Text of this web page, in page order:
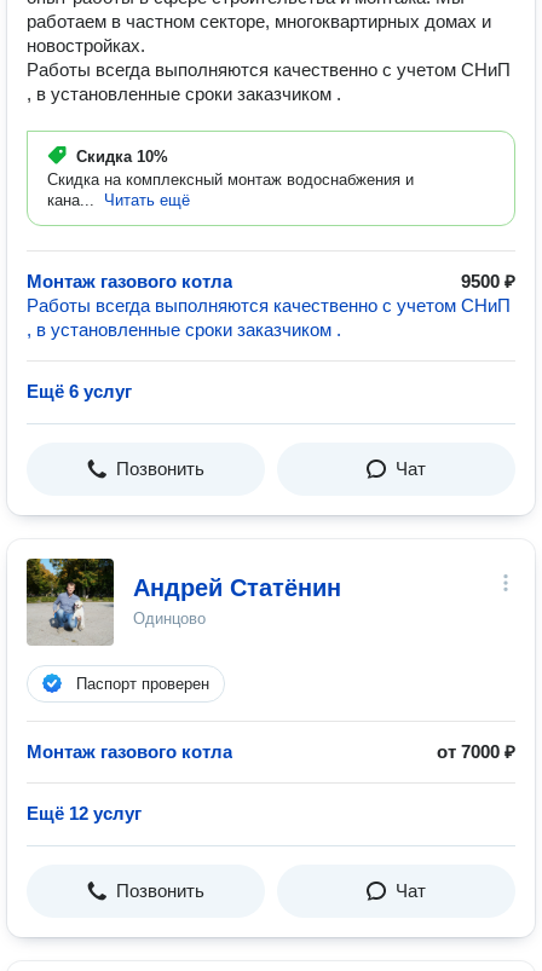
работаем в частном секторе, многоквартирных домах и
новостройках.
Работы всегда выполняются качественно с учетом СНиП
, в установленные сроки заказчиком .
Скидка 10%
Скидка на комплексный монтаж водоснабжения и
кана...
Читать ещё
Монтаж газового котла
9500 ₽
Работы всегда выполняются качественно с учетом СНиП
, в установленные сроки заказчиком .
Ещё 6 услуг
Позвонить Чат
Андрей Статёнин
Одинцово
Паспорт проверен
Монтаж газового котла от 7000 ₽
Ещё 12 услуг
Позвонить Чат